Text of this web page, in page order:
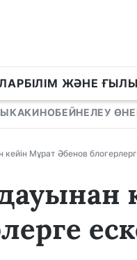
БІЛІМ ЖӘНЕ
КИНОБЕЙНЕЛЕУ
Мұрат Әбенов